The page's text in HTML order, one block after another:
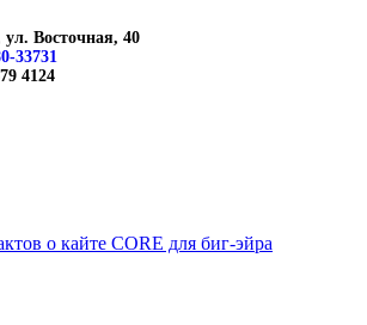
ул. Восточная, 40
33731
4124
о кайте CORE для биг-эйра